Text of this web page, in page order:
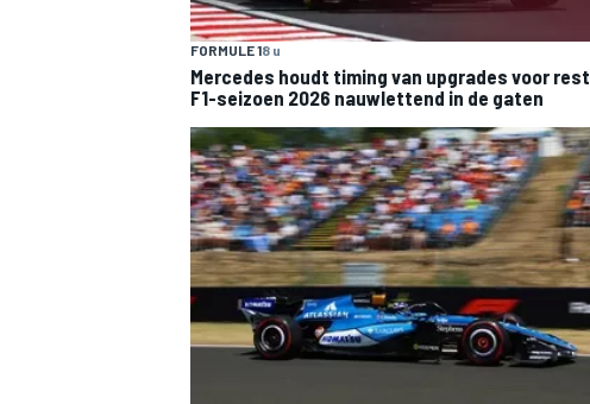
FORMULE 18 u
Mercedes houdt timing van upgrades voor rest
F1-seizoen 2026 nauwlettend in de gaten